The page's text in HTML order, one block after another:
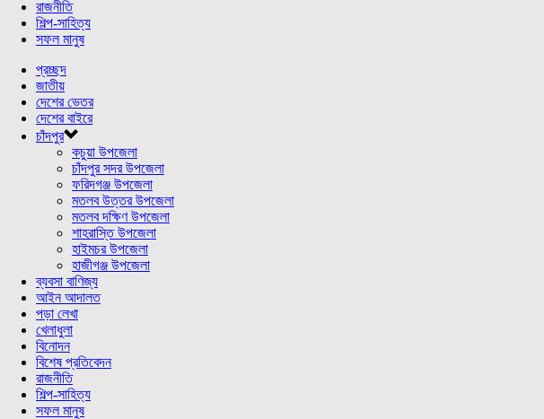
রাজনীতি
শিল্প-সাহিত্য
সফল মানুষ
প্রচ্ছদ
জাতীয়
দেশের ভেতর
দেশের বাইরে
চাঁদপুর
কচুয়া উপজেলা
চাঁদপুর সদর উপজেলা
ফরিদগঞ্জ উপজেলা
মতলব উত্তর উপজেলা
মতলব দক্ষিণ উপজেলা
শাহরাস্তি উপজেলা
হাইমচর উপজেলা
হাজীগঞ্জ উপজেলা
ব্যবসা বাণিজ্য
আইন আদালত
পড়া লেখা
খেলাধুলা
বিনোদন
বিশেষ প্রতিবেদন
রাজনীতি
শিল্প-সাহিত্য
সফল মানুষ